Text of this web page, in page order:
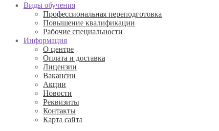
Виды обучения
Профессиональная переподготовка
Повышение квалификации
Рабочие специальности
Информация
О центре
Оплата и доставка
Лицензии
Вакансии
Акции
Новости
Реквизиты
Контакты
Карта сайта